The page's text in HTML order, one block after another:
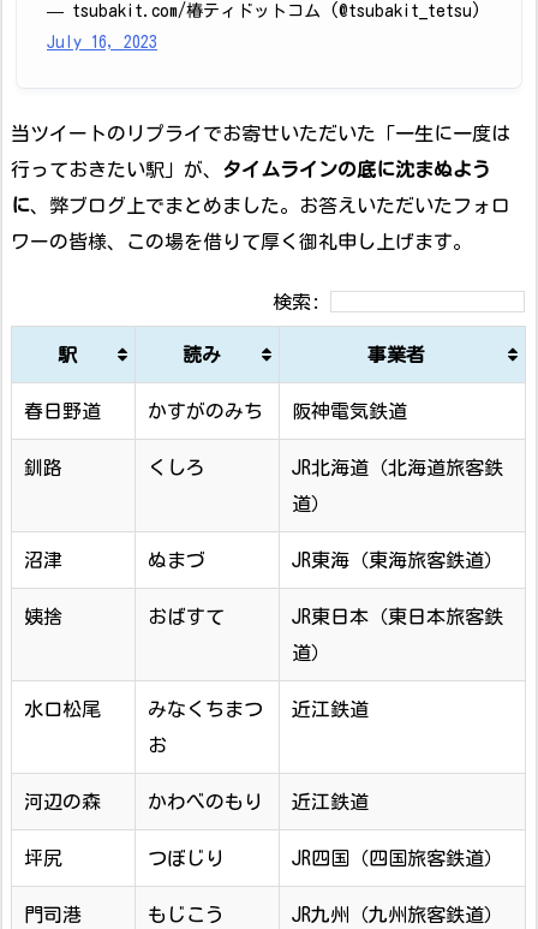
— tsubakit.com/椿ティドットコム (@tsubakit_tetsu)
July 16, 2023
当ツイートのリプライでお寄せいただいた「一生に一度は
行っておきたい駅」が、 タイムラインの底に沈まぬよう
に、弊ブログ上でまとめました。お答えいただいたフォロ
ワーの皆様、この場を借りて厚く御礼申し上げます。
検索:
駅 読み 事業者
駅 読み 事業者
春日野道 かすがのみち 阪神電気鉄道
釧路 くしろ
JR北海道（北海道旅客鉄
道）
沼津 ぬまづ JR東海（東海旅客鉄道）
姨捨 おばすて
JR東日本（東日本旅客鉄
道）
水口松尾
みなくちまつ
お
近江鉄道
河辺の森 かわべのもり 近江鉄道
坪尻 つぼじり JR四国（四国旅客鉄道）
門司港 もじこう JR九州（九州旅客鉄道）